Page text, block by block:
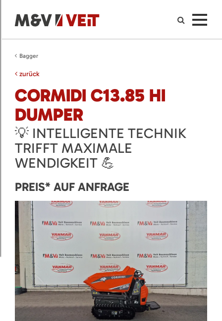
Bagger
zurück
CORMIDI C13.85 HI
DUMPER
💡 INTELLIGENTE TECHNIK
TRIFFT MAXIMALE
WENDIGKEIT 💪
PREIS* AUF ANFRAGE